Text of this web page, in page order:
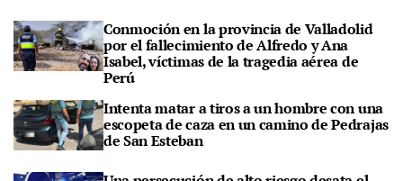
Conmoción en la provincia de Valladolid
por el fallecimiento de Alfredo y Ana
Isabel, víctimas de la tragedia aérea de
Perú
Intenta matar a tiros a un hombre con una
escopeta de caza en un camino de Pedrajas
de San Esteban